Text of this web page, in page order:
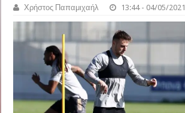
Χρήστος Παπαμιχαήλ 13:44 - 04/05/2021